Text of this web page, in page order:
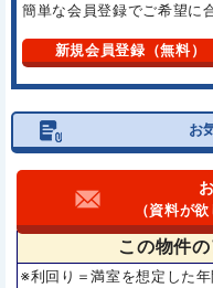
簡単な会員登録でご希望に
新規会員登録（無料）
お
（資料が
この物件の
※利回り＝満室を想定した